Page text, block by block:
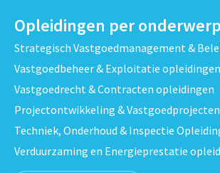
Opleidingen per onderwerp
Strategisch Vastgoedmanagement &
Vastgoedbeheer & Exploitatie opleidingen
Vastgoedrecht & Contracten opleidingen
Projectontwikkeling &
Techniek, Onderhoud & Inspectie
Verduurzaming en Energieprestatie